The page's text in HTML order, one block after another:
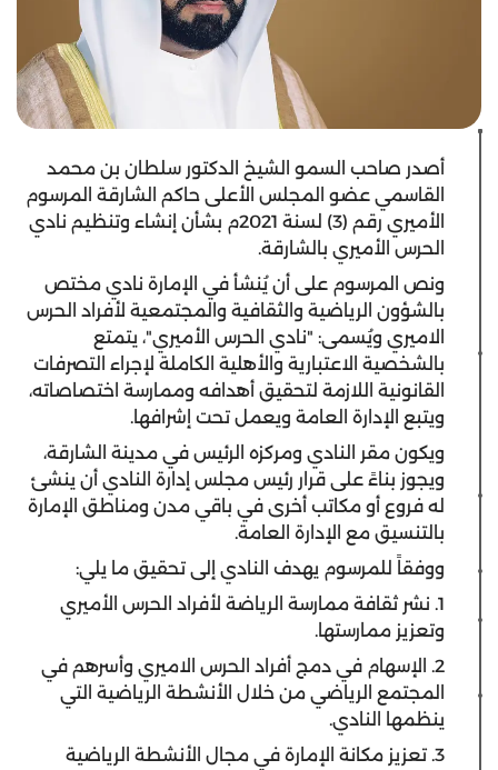
أصدر صاحب السمو الشيخ الدكتور سلطان بن محمد
القاسمي عضو المجلس الأعلى حاكم الشارقة المرسوم
الأميري رقم (3) لسنة 2021م بشأن إنشاء وتنظيم نادي
الحرس الأميري بالشارقة.
ونص المرسوم على أن يُنشأ في الإمارة نادي مختص
بالشؤون الرياضية والثقافية والمجتمعية لأفراد الحرس
الاميري ويُسمى: "نادي الحرس الأميري"، يتمتع
بالشخصية الاعتبارية والأهلية الكاملة لإجراء التصرفات
القانونية اللازمة لتحقيق أهدافه وممارسة اختصاصاته،
ويتبع الإدارة العامة ويعمل تحت إشرافها.
ويكون مقر النادي ومركزه الرئيس في مدينة الشارقة،
ويجوز بناءً على قرار رئيس مجلس إدارة النادي أن ينشئ
له فروع أو مكاتب أخرى في باقي مدن ومناطق الإمارة
بالتنسيق مع الإدارة العامة.
ووفقاً للمرسوم يهدف النادي إلى تحقيق ما يلي:
1. نشر ثقافة ممارسة الرياضة لأفراد الحرس الأميري
وتعزيز ممارستها.
2. الإسهام في دمج أفراد الحرس الاميري وأسرهم في
المجتمع الرياضي من خلال الأنشطة الرياضية التي
ينظمها النادي.
3. تعزيز مكانة الإمارة في مجال الأنشطة الرياضية